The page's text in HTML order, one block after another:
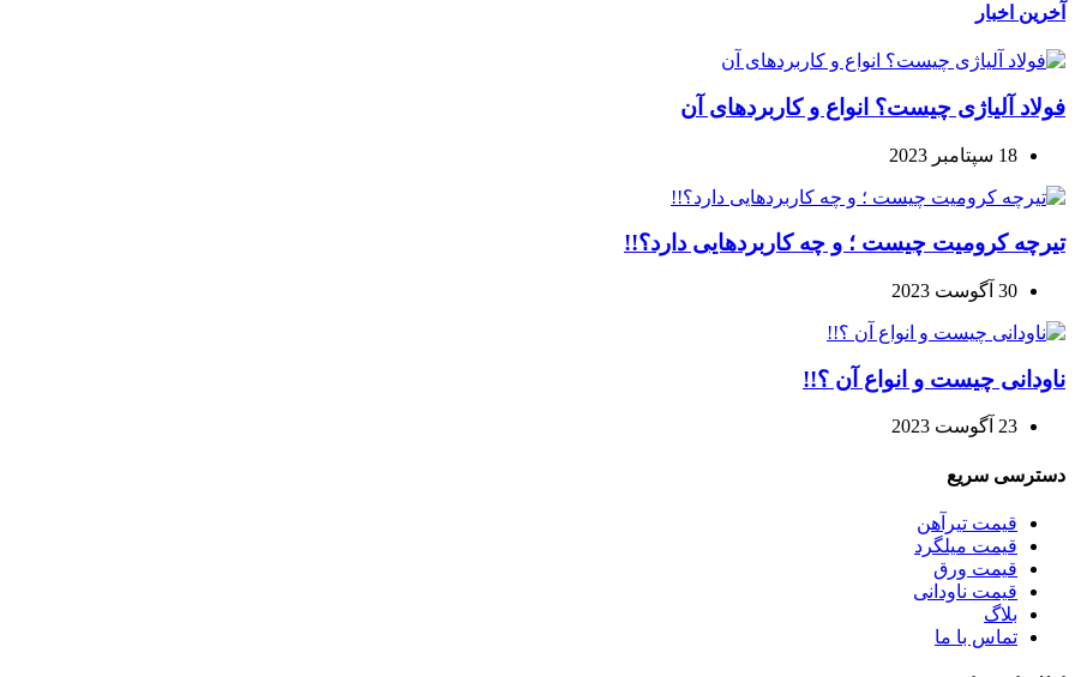
آخرین اخبار
فولاد آلیاژی چیست؟ انواع و کاربردهای آن
18 سپتامبر 2023
تیرچه کرومیت چیست ؛ و چه کاربردهایی دارد؟!!
30 آگوست 2023
ناودانی چیست و انواع آن ؟!!
23 آگوست 2023
دسترسی سریع
قیمت تیرآهن
قیمت میلگرد
قیمت ورق
قیمت ناودانی
بلاگ
تماس با ما